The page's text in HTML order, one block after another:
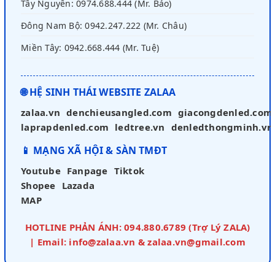
Tây Nguyên: 0974.688.444 (Mr. Bảo)
Đông Nam Bộ: 0942.247.222 (Mr. Châu)
Miền Tây: 0942.668.444 (Mr. Tuệ)
🌐 HỆ SINH THÁI WEBSITE ZALAA
zalaa.vn denchieusangled.com giacongdenled.com
laprapdenled.com ledtree.vn denledthongminh.vn
📱 MẠNG XÃ HỘI & SÀN TMĐT
Youtube Fanpage Tiktok
Shopee Lazada
MAP
HOTLINE PHẢN ÁNH: 094.880.6789 (Trợ Lý ZALA)
| Email: info@zalaa.vn & zalaa.vn@gmail.com